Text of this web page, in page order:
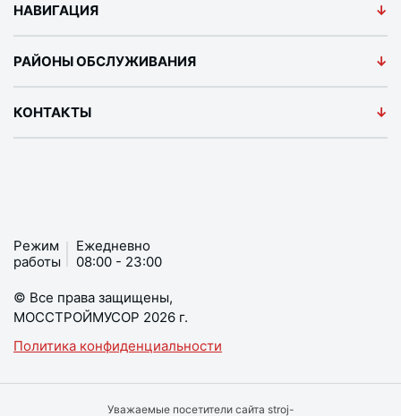
Режим
работы
Ежедневно
08:00 - 23:00
© Все права защищены,
МОССТРОЙМУСОР 2026 г.
Политика конфиденциальности
НАВИГАЦИЯ
РАЙОНЫ ОБСЛУЖИВАНИЯ
КОНТАКТЫ
Уважаемые посетители сайта stroj-